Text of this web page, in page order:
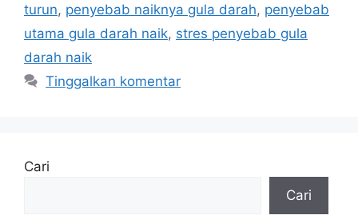
turun, penyebab naiknya gula darah, penyebab
utama gula darah naik, stres penyebab gula
darah naik
Tinggalkan komentar
Cari
Cari